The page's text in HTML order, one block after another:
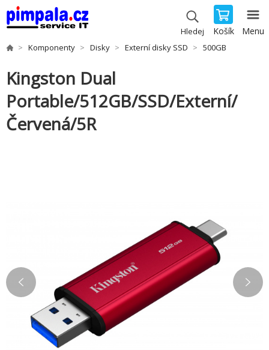
Hledej Košík Menu
Komponenty Disky Externí disky SSD 500GB
Kingston Dual
Portable/512GB/SSD/Externí/
Červená/5R